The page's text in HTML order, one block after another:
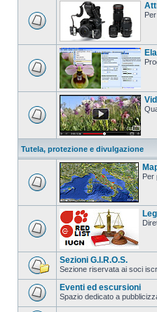
Tutela, protezione e divulgazione
Per
Sezioni G.I.R.O.S.
Sezione riservata ai soci
Eventi ed escursioni
Spazio dedicato a